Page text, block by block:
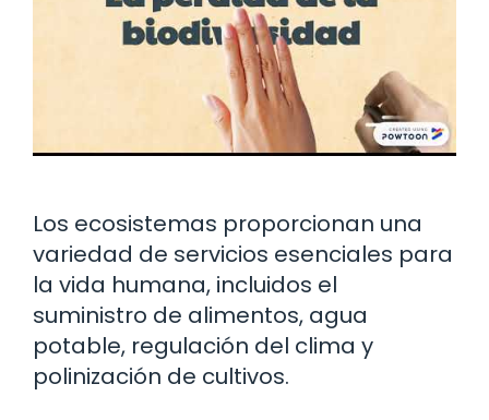
Los ecosistemas proporcionan una
variedad de servicios esenciales para
la vida humana, incluidos el
suministro de alimentos, agua
potable, regulación del clima y
polinización de cultivos.